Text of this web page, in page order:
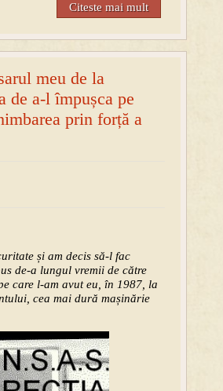
Citeste mai mult
meu de la
de a-l împușca pe
prin forță a
și am decis să-l fac
de-a lungul vremii de către
care l-am avut eu, în 1987, la
cea mai dură mașinărie